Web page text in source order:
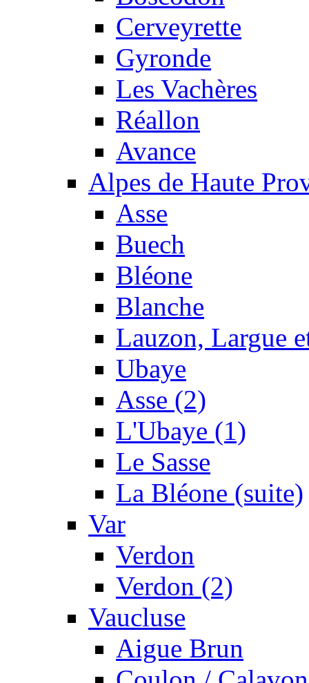
Cerveyrette
Gyronde
Les Vachères
Réallon
Avance
Alpes de Haute
Asse
Buech
Bléone
Blanche
Lauzon, Largue
Ubaye
Asse (2)
L'Ubaye (1)
Le Sasse
La Bléone (suite)
Var
Verdon
Verdon (2)
Vaucluse
Aigue Brun